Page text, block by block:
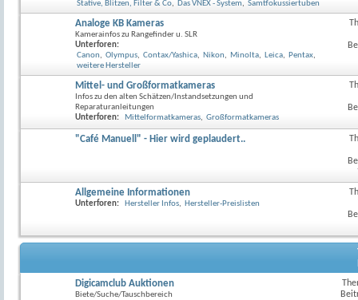
Stative, Blitzen, Filter & Co, Das VNEX - System, Samtfokussiertuben
Analoge KB Kameras
Kamerainfos zu Rangefinder u. SLR
Unterforen:
Canon, Olympus, Contax/Yashica, Nikon, Minolta, Leica, Pentax,
weitere Hersteller
dieses
Mittel- und Großformatkameras
Infos zu den alten Schätzen/Instandsetzungen und
Reparaturanleitungen
Unterforen:
Mittelformatkameras, Großformatkameras
dieses
"Café Manuell" - Hier wird geplaudert..
dieses
Allgemeine Informationen
Unterforen: Hersteller Infos, Hersteller-Preislisten
dieses
Digicamclub Auktionen
Biete/Suche/Tauschbereich